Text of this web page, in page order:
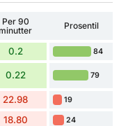
Per 90
Prosentil
0.2 84
0.22 79
22.98 19
18.80 24